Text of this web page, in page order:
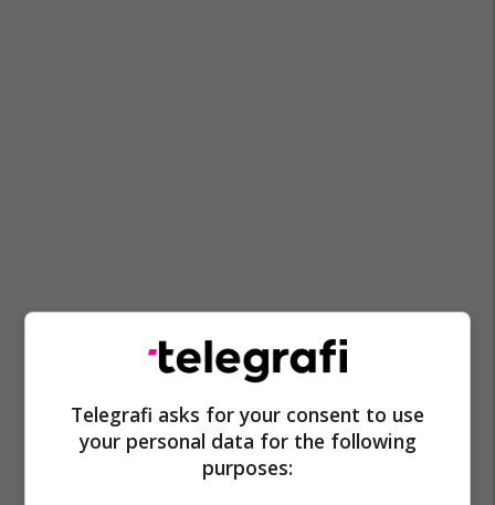
Telegrafi asks for your consent to use
your personal data for the following
purposes: